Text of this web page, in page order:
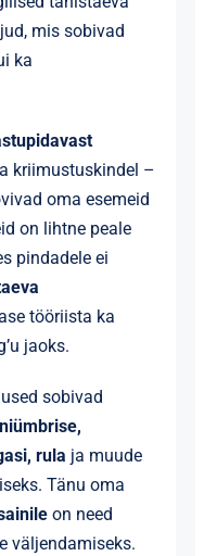
mis sobivad
ka
kriimustuskindel –
oma esemeid
on lihtne peale
pindadele ei
tööriista ka
jaoks.
sobivad
rula ja muude
Tänu oma
on need
väljendamiseks.